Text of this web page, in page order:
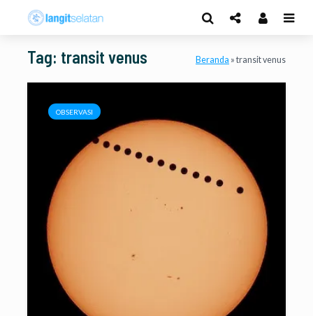
Tag: transit venus Beranda » transit venus
OBSERVASI